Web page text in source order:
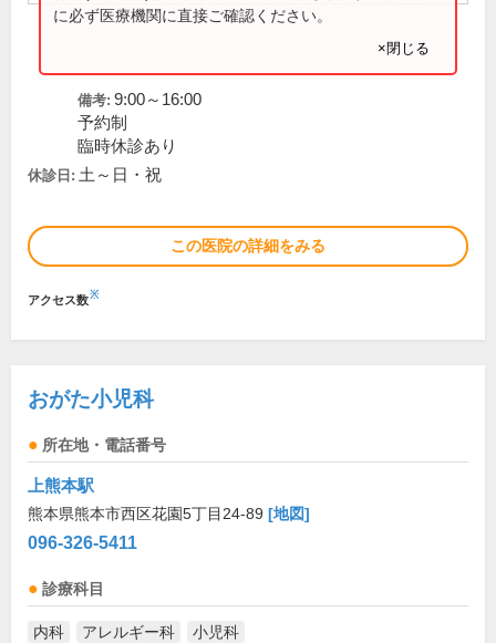
に必ず医療機関に直接ご確認ください。
×閉じる
備考: 9:00～16:00
予約制
臨時休診あり
休診日: 土～日・祝
この医院の詳細をみる
アクセス数※
おがた小児科
所在地・電話番号
上熊本駅
熊本県熊本市西区花園5丁目24-89 [地図]
096-326-5411
診療科目
内科 アレルギー科 小児科